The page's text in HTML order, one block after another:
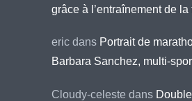
grâce à l’entraînement de la
eric dans Portrait de
Barbara Sanchez, multi-
Cloudy-celeste dans